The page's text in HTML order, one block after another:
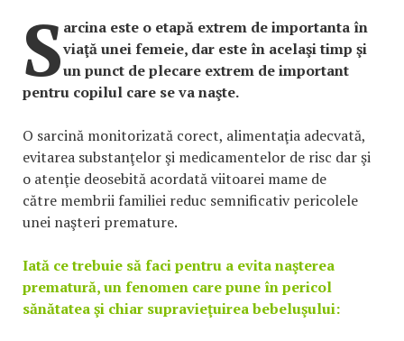
Sarcina este o etapă extrem de importanta în
viaţă unei femeie, dar este în acelaşi timp şi
un punct de plecare extrem de important
pentru copilul care se va naşte.
O sarcină monitorizată corect, alimentaţia adecvată,
evitarea substanţelor şi medicamentelor de risc dar şi
o atenţie deosebită acordată viitoarei mame de
către membrii familiei reduc semnificativ pericolele
unei naşteri premature.
Iată ce trebuie să faci pentru a evita naşterea
prematură, un fenomen care pune în pericol
sănătatea şi chiar supravieţuirea bebeluşului: